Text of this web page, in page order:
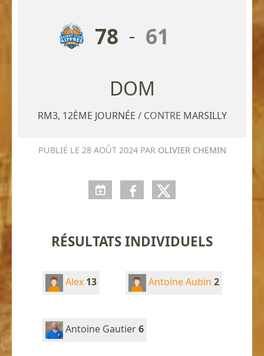
78 - 61
RM3, 12ÈME JOURNÉE / CONTRE MARSILLY
PUBLIÉ LE 28 AOÛT 2024PAR OLIVIER CHEMIN
RÉSULTATS INDIVIDUELS
Alex 13 Antoine Aubin 2
Antoine Gautier6